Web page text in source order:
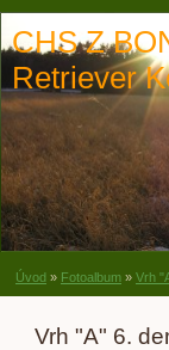
CHS Z
Retriever
Úvod » Fotoalbum » Vrh
Vrh "A" 6.